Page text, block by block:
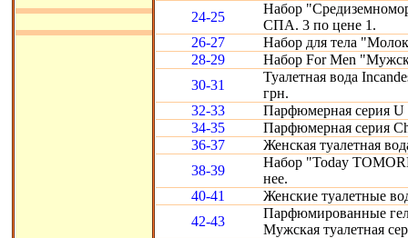
24-25
Набор
СПА. 3 по цене 1.
26-27
Набор для тела
28-29
Набор For Men
30-31
Туалетная вода
грн.
32-33
Парфюмерная серия U
34-35
Парфюмерная серия
36-37
Женская туалетная
38-39
Набор "Today
нее.
40-41
Женские туалетные
42-43
Парфюмированные
Мужская туалетная